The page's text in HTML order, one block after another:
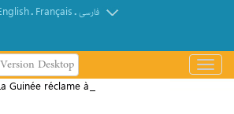
. Français.فارسی
Version Desktop
باز
و
Guinée réclame à la France les